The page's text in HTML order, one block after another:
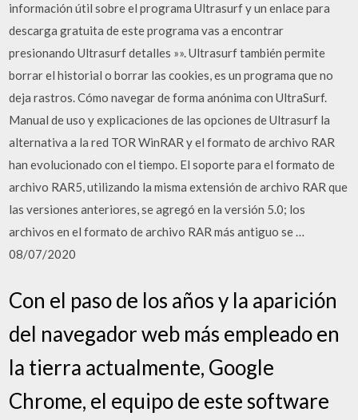
información útil sobre el programa Ultrasurf y un enlace para
descarga gratuita de este programa vas a encontrar
presionando Ultrasurf detalles »». Ultrasurf también permite
borrar el historial o borrar las cookies, es un programa que no
deja rastros. Cómo navegar de forma anónima con UltraSurf.
Manual de uso y explicaciones de las opciones de Ultrasurf la
alternativa a la red TOR WinRAR y el formato de archivo RAR
han evolucionado con el tiempo. El soporte para el formato de
archivo RAR5, utilizando la misma extensión de archivo RAR que
las versiones anteriores, se agregó en la versión 5.0; los
archivos en el formato de archivo RAR más antiguo se …
08/07/2020
Con el paso de los años y la aparición
del navegador web más empleado en
la tierra actualmente, Google
Chrome, el equipo de este software